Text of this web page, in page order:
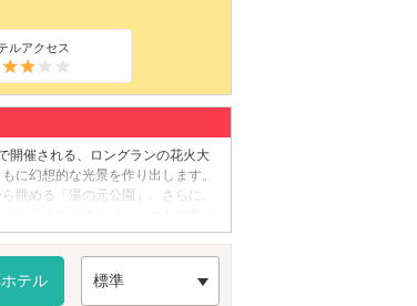
ルアクセス
開催される、ロングランの花火大
に幻想的な光景を作り出します。
眺める「湯の元公園」。さらに、
ら花火を眺めれば、いつもの夏が
うな、そんな夜を過ごしてみては
もアクセスが便利です。
テル 標準